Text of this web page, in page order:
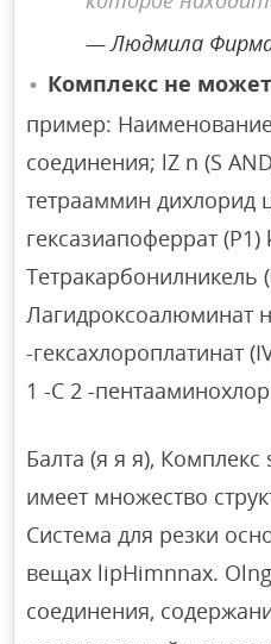
Людмила
Комплекс не
пример:
соединения; lZ n (S
тетрааммин дихлорид
гексазиапоферрат
Тетракарбонилникель
Лагидроксоалюминат
-гексахлороплатинат
1 -С 2 -
Балта (я я я), Комплекс
имеет множество
Система для резки
вещах lipHimnnax.
соединения,